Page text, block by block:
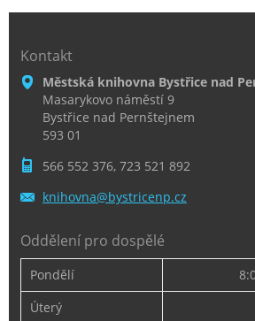
Kontakt
Městská knihovna Bystřice nad
Masarykovo náměstí 9
Bystřice nad Pernštejnem
593 01
566 552 376, 723 521 892
knihovna@bystricenp.cz
Oddělení pro dospělé
Pondělí
Úterý